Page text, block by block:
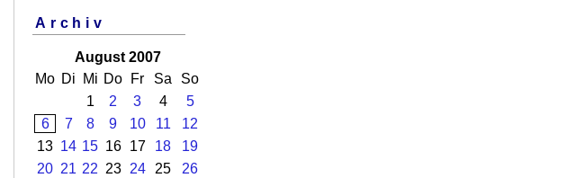
Archiv
August 2007
Mo Di Mi Do Fr Sa
So
1
2 3 4
5
6
7 8 9 10 11
12
13 14 15 16 17 18
19
20 21 22 23 24 25
26